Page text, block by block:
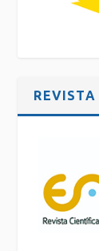
REVISTA